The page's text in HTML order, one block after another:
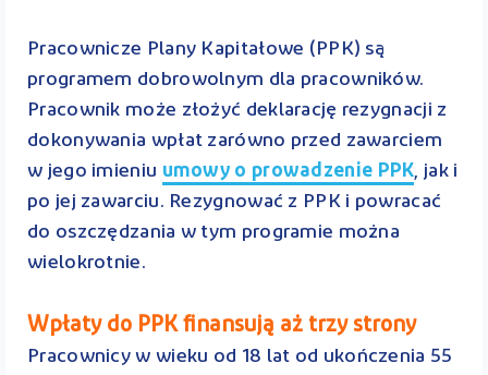
Pracownicze Plany Kapitałowe (PPK) są
programem dobrowolnym dla pracowników.
Pracownik może złożyć deklarację rezygnacji z
dokonywania wpłat zarówno przed zawarciem
w jego imieniu umowy o prowadzenie PPK, jak i
po jej zawarciu. Rezygnować z PPK i powracać
do oszczędzania w tym programie można
wielokrotnie.
Wpłaty do PPK finansują aż trzy strony
Pracownicy w wieku od 18 lat od ukończenia 55